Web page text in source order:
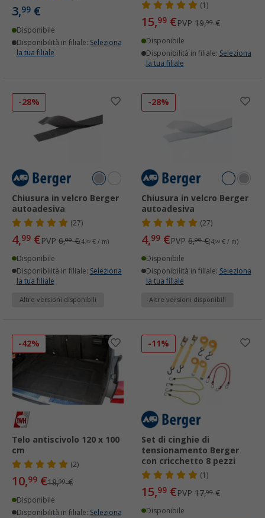
3,99 €
Disponibile
Disponibilità in filiale: Seleziona
la tua filiale
(1)
15,99 €PVP 19,99€
Disponibile
Disponibilità in filiale: Seleziona
la tua filiale
-28%
Chiusura in velcro Berger
autoadesiva
(27)
4,99 €PVP 6,99€(4,99 € / m)
Disponibile
Disponibilità in filiale: Seleziona
la tua filiale
Altre versioni disponibili
-28%
Chiusura in velcro Berger
autoadesiva
(27)
4,99 €PVP 6,99€(4,99 € / m)
Disponibile
Disponibilità in filiale: Seleziona
la tua filiale
Altre versioni disponibili
-42%
Telo antiscivolo 120 x 100
cm
(2)
10,99 €18,99€
Disponibile
Disponibilità in filiale: Seleziona
-11%
Set di cinghie di
tensionamento Berger
con cricchetto 8 pezzi
(1)
15,99 €PVP 17,99€
Disponibile